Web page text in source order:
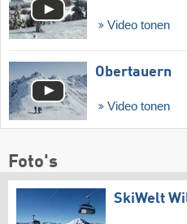
Video tonen
Obertauern
Video tonen
Foto's
SkiWelt